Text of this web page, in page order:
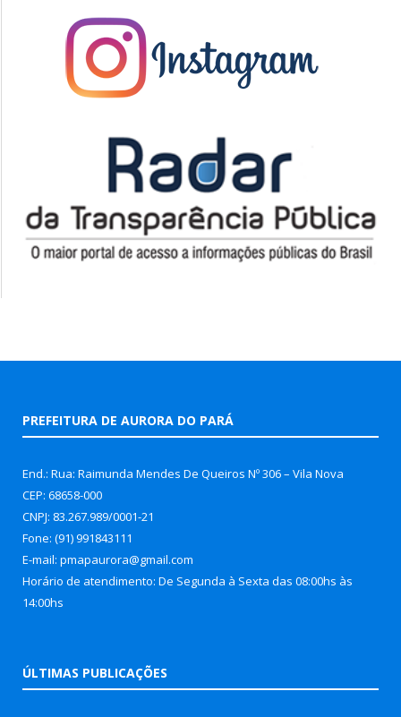
PREFEITURA DE AURORA DO PARÁ
End.: Rua: Raimunda Mendes De Queiros Nº 306 – Vila Nova
CEP: 68658-000
CNPJ: 83.267.989/0001-21
Fone: (91) 991843111
E-mail: pmapaurora@gmail.com
Horário de atendimento: De Segunda à Sexta das 08:00hs às
14:00hs
ÚLTIMAS PUBLICAÇÕES